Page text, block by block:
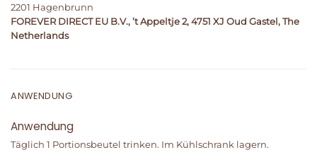
2201 Hagenbrunn
FOREVER DIRECT EU B.V., ’t Appeltje 2, 4751 XJ Oud Gastel, The
Netherlands
ANWENDUNG
Anwendung
Täglich 1 Portionsbeutel trinken. Im Kühlschrank lagern.